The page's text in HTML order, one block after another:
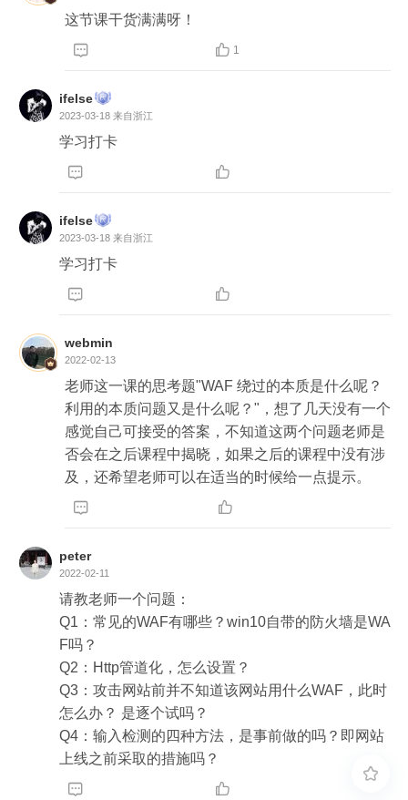
这节课干货满满呀！
  1
ifelse
2023-03-18 来自浙江
学习打卡
 
ifelse
2023-03-18 来自浙江
学习打卡
 
webmin
2022-02-13
老师这一课的思考题"WAF 绕过的本质是什么呢？
利用的本质问题又是什么呢？"，想了几天没有一个
感觉自己可接受的答案，不知道这两个问题老师是
否会在之后课程中揭晓，如果之后的课程中没有涉
及，还希望老师可以在适当的时候给一点提示。
 
peter
2022-02-11
请教老师一个问题：
Q1：常见的WAF有哪些？win10自带的防火墙是WA
F吗？
Q2：Http管道化，怎么设置？
Q3：攻击网站前并不知道该网站用什么WAF，此时
怎么办？ 是逐个试吗？
Q4：输入检测的四种方法，是事前做的吗？即网站
上线之前采取的措施吗？
 
